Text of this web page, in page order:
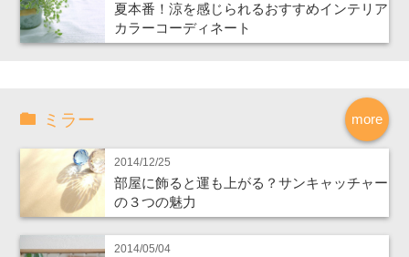
夏本番！涼を感じられるおすすめインテリア
カラーコーディネート
more
ミラー
2014/12/25
部屋に飾ると運も上がる？サンキャッチャー
の３つの魅力
2014/05/04